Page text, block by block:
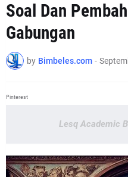
Soal Dan
Gabungan
by Bimbeles.com -
Pinterest
Lesq Academic